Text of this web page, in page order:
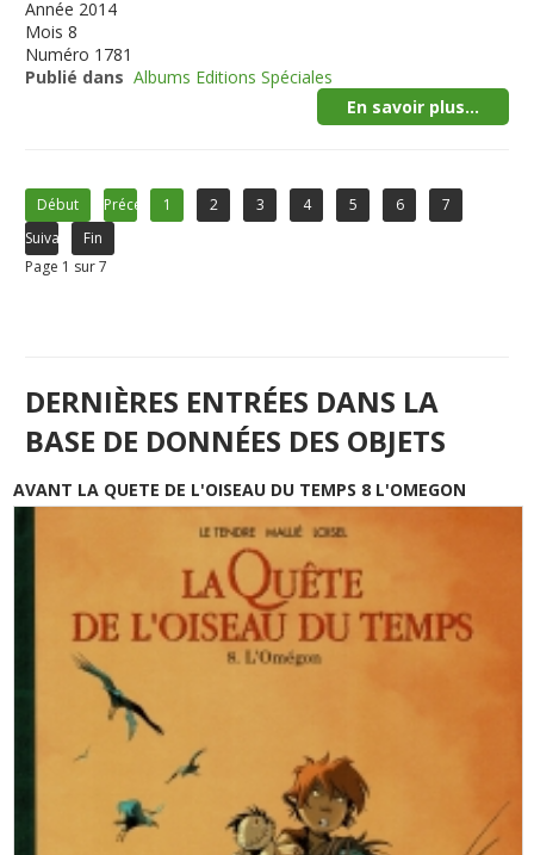
Année 2014
Mois 8
Numéro 1781
Publié dans Albums Editions Spéciales
En savoir plus...
Début Précédent1 2 3 4 5 6
7
Suivant
Fin
Page 1 sur 7
DERNIÈRES ENTRÉES DANS LA
BASE DE DONNÉES DES OBJETS
AVANT LA QUETE DE L'OISEAU DU TEMPS 8 L'OMEGON